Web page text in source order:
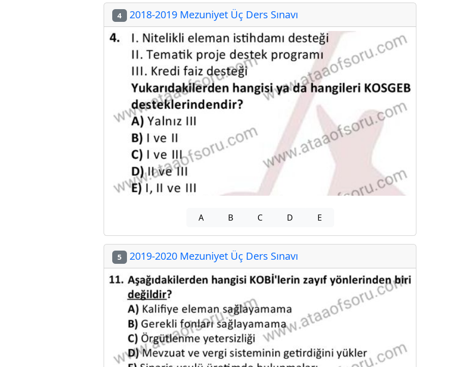
4 2018-2019 Mezuniyet Üç Ders Sınavı
A B C D E
5 2019-2020 Mezuniyet Üç Ders Sınavı